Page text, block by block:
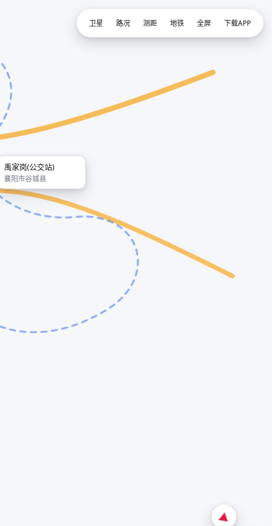
禹家岗(公交站)
襄阳市谷城县
卫星 路况 测距 地铁 全屏 下载APP